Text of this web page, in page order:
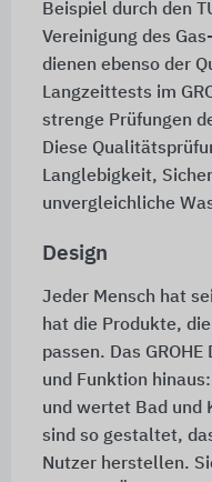
Beispiel durch den
Vereinigung des
dienen ebenso der
Langzeittests im
strenge Prüfungen
Diese
Langlebigkeit,
unvergleichliche
Design
Jeder Mensch hat
hat die Produkte,
passen. Das
und Funktion
und wertet Bad und
sind so gestaltet,
Nutzer herstellen.